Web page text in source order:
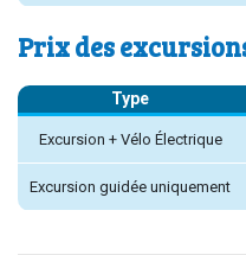
Prix des
Type
Excursion + Vélo Électrique
Excursion guidée uniquement